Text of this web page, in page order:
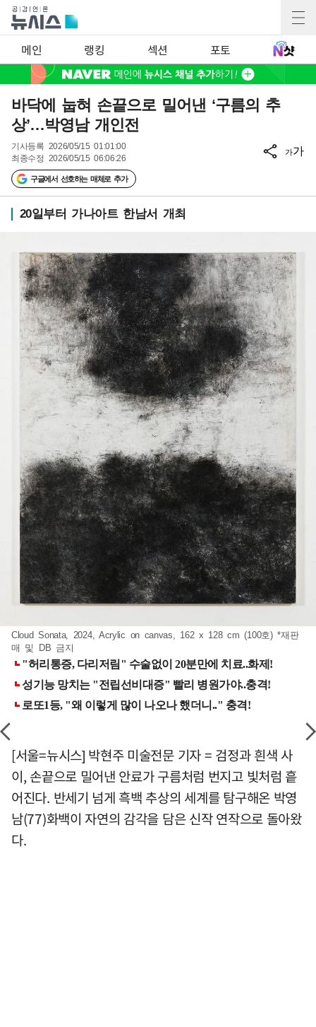
메인 랭킹 섹션 포토
바닥에 눕혀 손끝으로 밀어낸 ‘구름의 추
상’…박영남 개인전
기사등록 2026/05/15 01:01:00
최종수정 2026/05/15 06:06:26
구글에서 선호하는 매체로 추가
가가
20일부터 가나아트 한남서 개최
Cloud Sonata, 2024, Acrylic on canvas, 162 x 128 cm (100호) *재판
매 및 DB 금지
[서울=뉴시스] 박현주 미술전문 기자 = 검정과 흰색 사
이, 손끝으로 밀어낸 안료가 구름처럼 번지고 빛처럼 흩
어진다. 반세기 넘게 흑백 추상의 세계를 탐구해온 박영
남(77)화백이 자연의 감각을 담은 신작 연작으로 돌아왔
다.